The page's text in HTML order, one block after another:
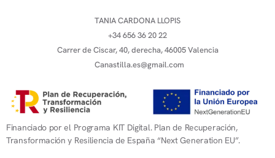
TANIA CARDONA LLOPIS
+34 656 36 20 22
Carrer de Ciscar, 40, derecha, 46005 Valencia
Canastilla.es@gmail.com
Financiado por el Programa KIT Digital. Plan de Recuperación,
Transformación y Resiliencia de España “Next Generation EU”.